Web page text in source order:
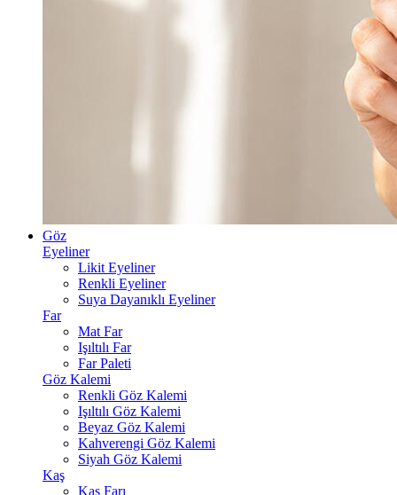
Göz
Eyeliner
Likit Eyeliner
Renkli Eyeliner
Suya Dayanıklı Eyeliner
Far
Mat Far
Işıltılı Far
Far Paleti
Göz Kalemi
Renkli Göz Kalemi
Işıltılı Göz Kalemi
Beyaz Göz Kalemi
Kahverengi Göz Kalemi
Siyah Göz Kalemi
Kaş
Kaş Farı